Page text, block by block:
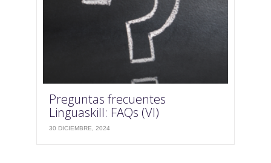
Preguntas frecuentes
Linguaskill: FAQs (VI)
30 DICIEMBRE, 2024